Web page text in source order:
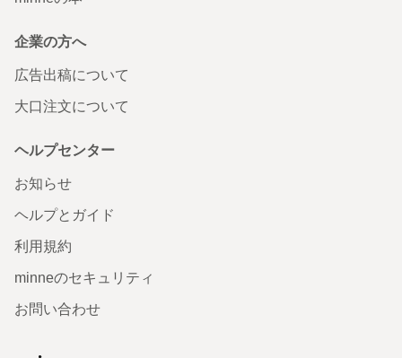
企業の方へ
広告出稿について
大口注文について
ヘルプセンター
お知らせ
ヘルプとガイド
利用規約
minneのセキュリティ
お問い合わせ